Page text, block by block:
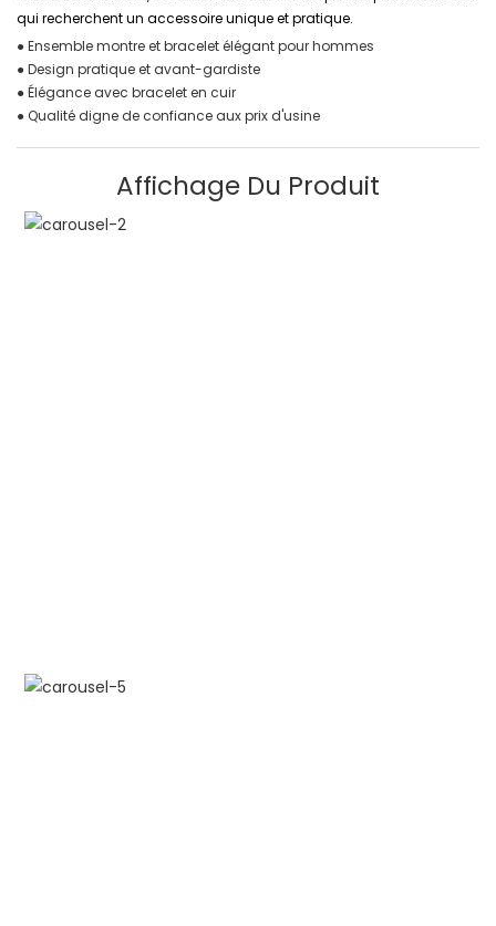
qui recherchent un accessoire unique et pratique.
● Ensemble montre et bracelet élégant pour hommes
● Design pratique et avant-gardiste
● Élégance avec bracelet en cuir
● Qualité digne de confiance aux prix d'usine
Affichage Du Produit